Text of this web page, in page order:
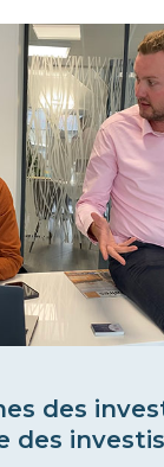
des
des